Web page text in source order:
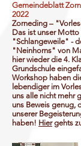
Gemeindeblatt
2022
Zorneding –
Das ist unser
"Schlangeweile" -
"Neinhorns" von
hier wieder die 4.
Grundschule
Workshop haben
lebendiger im
uns alle nicht mehr
uns Beweis genug,
unserer
haben! Hiergehts